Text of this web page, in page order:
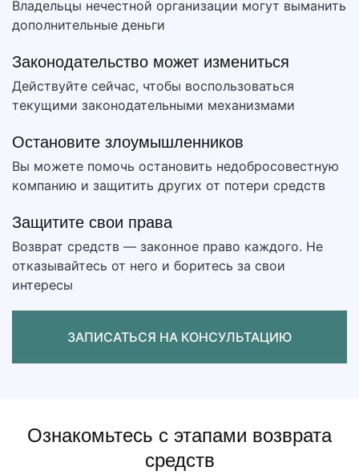
Владельцы нечестной организации могут выманить
дополнительные деньги
Законодательство может измениться
Действуйте сейчас, чтобы воспользоваться
текущими законодательными механизмами
Остановите злоумышленников
Вы можете помочь остановить недобросовестную
компанию и защитить других от потери средств
Защитите свои права
Возврат средств — законное право каждого. Не
отказывайтесь от него и боритесь за свои
интересы
ЗАПИСАТЬСЯ НА КОНСУЛЬТАЦИЮ
Ознакомьтесь с этапами возврата
средств